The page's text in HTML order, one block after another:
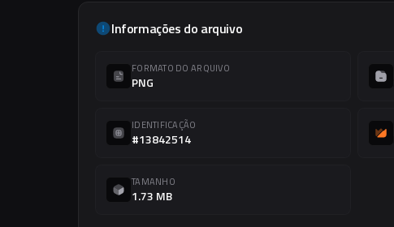
Informações do arquivo
FORMATO DO ARQUIVO
PNG
IDENTIFICAÇÃO
#13842514
TAMANHO
1.73 MB